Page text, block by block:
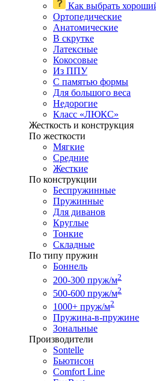
Как выбрать
Ортопедические
Анатомические
В скрутке
Латексные
Кокосовые
Из ППУ
С памятью формы
Для большого веса
Недорогие
Класс «ЛЮКС»
Жесткость и конструкция
По жесткости
Мягкие
Средние
Жесткие
По конструкции
Беспружинные
Пружинные
Для диванов
Круглые
Тонкие
Складные
По типу пружин
Боннель
200-300 пруж/м2
500-600 пруж/м2
1000+ пруж/м2
Пружина-в-пружине
Зональные
Производители
Sontelle
Бьютисон
Comfort Line